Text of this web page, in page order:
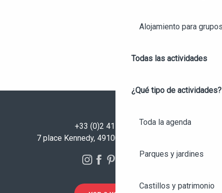
Alojamiento para
Todas las actividades
¿Qué tipo de actividades?
Toda la agenda
Parques y jardines
Castillos y patrimonio
+33 (0)2 41 23 50 00
7 place Kennedy, 49100 Angers - FRANCIA